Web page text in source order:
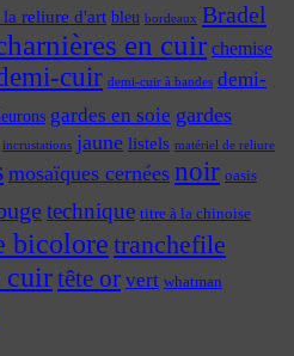
reliure d'art bleu bordeaux Bradel
en cuir chemise
cuir demi-cuir à bandes demi-
gardes en soie gardes
incrustations jaune listels matériel de reliure
mosaïques cernées noir oasis
technique titre à la chinoise
bicolore tranchefile
cuirtête or vert whatman